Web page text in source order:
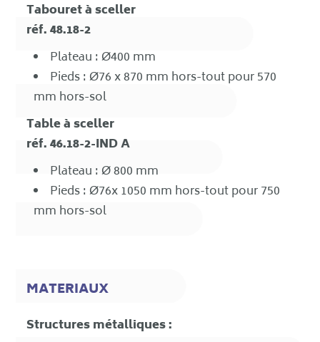
Tabouret à sceller
réf. 48.18-2
Plateau : Ø400 mm
Pieds : Ø76 x 870 mm hors-tout pour 570
mm hors-sol
Table à sceller
réf. 46.18-2-IND A
Plateau : Ø 800 mm
Pieds : Ø76x 1050 mm hors-tout pour 750
mm hors-sol
MATERIAUX
Structures métalliques :